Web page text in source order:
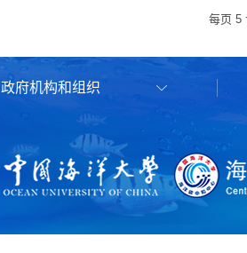
每页 5
政府机构和组织